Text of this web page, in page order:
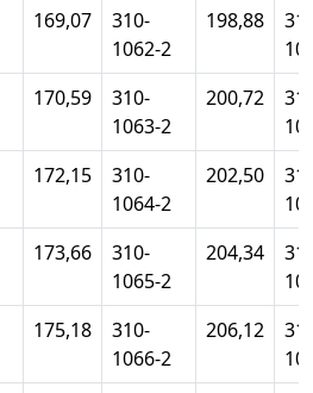
169,07
310-
1062-2
198,88
170,59
310-
1063-2
200,72
172,15
310-
1064-2
202,50
173,66
310-
1065-2
204,34
175,18
310-
1066-2
206,12